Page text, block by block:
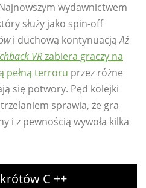
wydawnictwem
służy jako spin-off
i duchową kontynuacjąAż
VRzabiera graczy na
pełną terroru przez różne
się potwory. Pęd kolejki
sprawia, że ​​gra
i z pewnością wywoła kilka
C ++